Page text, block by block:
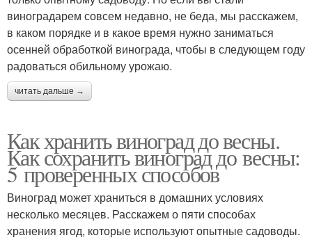
виноградарем совсем недавно, не беда, мы расскажем,
в каком порядке и в какое время нужно заниматься
осенней обработкой винограда, чтобы в следующем году
радоваться обильному урожаю.
читать дальше →
Как хранить виноград до весны.
Как сохранить виноград до весны:
5 проверенных способов
Виноград может храниться в домашних условиях
несколько месяцев. Расскажем о пяти способах
хранения ягод, которые используют опытные садоводы.